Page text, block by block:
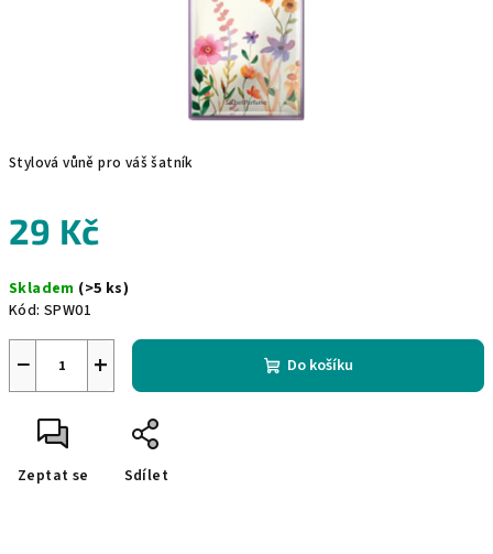
Stylová vůně pro váš šatník
29 Kč
cena:
Skladem (>5 ks)
Kód: SPW01
+
− Do košíku
Zeptat se Sdílet